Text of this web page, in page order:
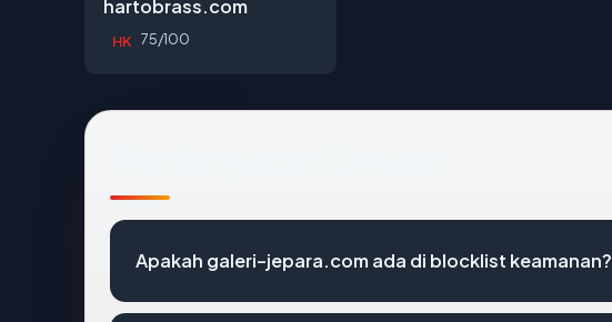
hartobrass.com
HK 75/100
Apakah galeri-jepara.com ada di blocklist keamanan?